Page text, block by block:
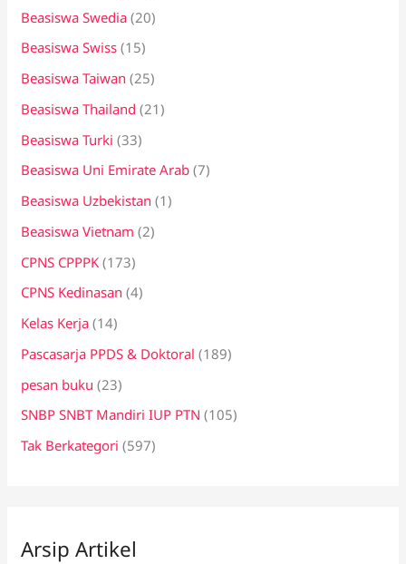
Beasiswa Swedia (20)
Beasiswa Swiss (15)
Beasiswa Taiwan (25)
Beasiswa Thailand (21)
Beasiswa Turki (33)
Beasiswa Uni Emirate Arab (7)
Beasiswa Uzbekistan (1)
Beasiswa Vietnam (2)
CPNS CPPPK (173)
CPNS Kedinasan (4)
Kelas Kerja (14)
Pascasarja PPDS & Doktoral (189)
pesan buku (23)
SNBP SNBT Mandiri IUP PTN (105)
Tak Berkategori (597)
Arsip Artikel